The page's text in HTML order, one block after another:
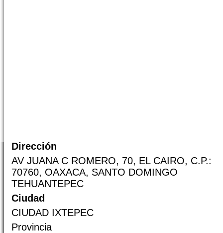
Dirección
AV JUANA C ROMERO, 70, EL CAIRO, C.P.:
70760, OAXACA, SANTO DOMINGO
TEHUANTEPEC
Ciudad
CIUDAD IXTEPEC
Provincia